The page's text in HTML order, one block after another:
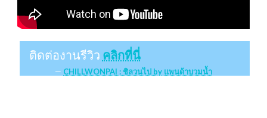
ติดต่องานรีวิว คลิกที่นี่
CHILLWONPAI : ชิลวนไป by แพนด้าบวมน้ำ